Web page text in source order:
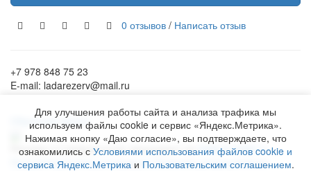
0 отзывов / Написать отзыв
+7 978 848 75 23
E-mail: ladarezerv@mail.ru
Обратный звонок
Рекламу в Симферополе заказывают наwww.ra-salgir.ru.
Пользовательское соглашение Политика использования
Для улучшения работы сайта и анализа трафика мы
используем файлы cookie и сервис «Яндекс.Метрика».
Нажимая кнопку «Даю согласие», вы подтверждаете, что
ознакомились с Условиями использования файлов cookie и
сервиса Яндекс.Метрикаи Пользовательским соглашением.